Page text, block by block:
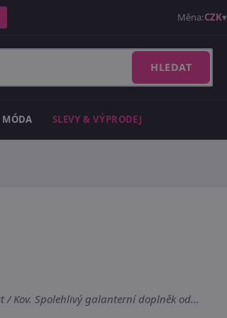
Měna:CZK
HLEDAT
MÓDA SLEVY & VÝPRODEJ
/ Kov. Spolehlivý galanterní doplněk od…